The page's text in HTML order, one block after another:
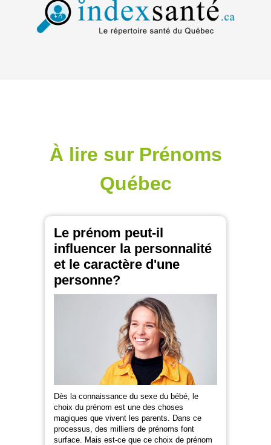
À lire sur Prénoms
Québec
Le prénom peut-il
influencer la personnalité
et le caractère d'une
personne?
Dès la connaissance du sexe du bébé, le
choix du prénom est une des choses
magiques que vivent les parents. Dans ce
processus, des milliers de prénoms font
surface. Mais est-ce que ce choix de prénom